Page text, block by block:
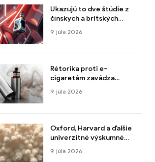
Ukazujú to dve štúdie z
čínskych a britských
univerzít, že e-cigarety sú
podstatne menej škodlivé
9. júla 2026
Rétorika proti e-
cigaretám zavádza
verejnosť, hovorí odborník
z Americkej rady pre vedu
9. júla 2026
Oxford, Harvard a ďalšie
univerzitné výskumné
ústavy potvrdzujú, že e-
cigarety sú pri odvykaní od
9. júla 2026